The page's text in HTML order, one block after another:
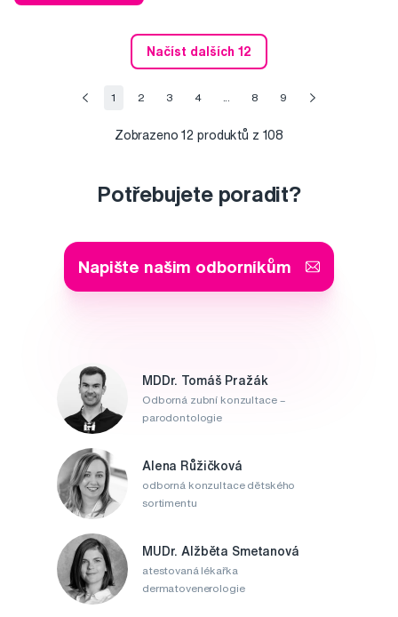
Načíst dalších 12
1 2 3 4 8 9
Zobrazeno12 produktů z 108
Potřebujete poradit?
Napište našim odborníkům
MDDr. Tomáš Pražák
Odborná zubní konzultace –
parodontologie
Alena Růžičková
odborná konzultace dětského
sortimentu
MUDr. Alžběta Smetanová
atestovaná lékařka
dermatovenerologie